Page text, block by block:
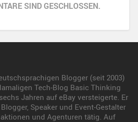
SIND GESCHLOSSEN.
Blogger (seit 2003)
Tech-Blog Basic Thinking
Jahren auf eBay versteigerte. Er
Speaker und Event-Gestalter
und Agenturen tätig. Auf